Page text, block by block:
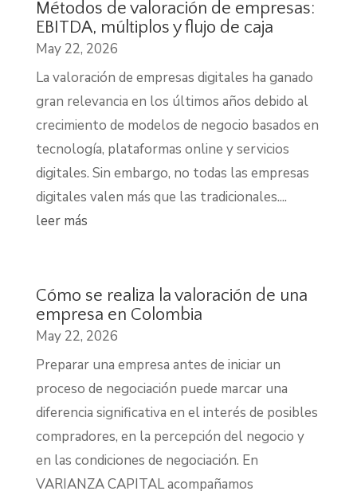
Métodos de valoración de empresas:
EBITDA, múltiplos y flujo de caja
May 22, 2026
La valoración de empresas digitales ha ganado
gran relevancia en los últimos años debido al
crecimiento de modelos de negocio basados en
tecnología, plataformas online y servicios
digitales. Sin embargo, no todas las empresas
digitales valen más que las tradicionales....
leer más
Cómo se realiza la valoración de una
empresa en Colombia
May 22, 2026
Preparar una empresa antes de iniciar un
proceso de negociación puede marcar una
diferencia significativa en el interés de posibles
compradores, en la percepción del negocio y
en las condiciones de negociación. En
VARIANZA CAPITAL acompañamos